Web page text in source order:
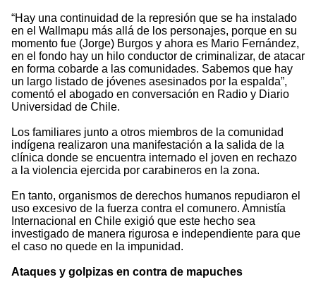
“Hay una continuidad de la represión que se ha instalado
en el Wallmapu más allá de los personajes, porque en su
momento fue (Jorge) Burgos y ahora es Mario Fernández,
en el fondo hay un hilo conductor de criminalizar, de atacar
en forma cobarde a las comunidades. Sabemos que hay
un largo listado de jóvenes asesinados por la espalda”,
comentó el abogado en conversación en Radio y Diario
Universidad de Chile.
Los familiares junto a otros miembros de la comunidad
indígena realizaron una manifestación a la salida de la
clínica donde se encuentra internado el joven en rechazo
a la violencia ejercida por carabineros en la zona.
En tanto, organismos de derechos humanos repudiaron el
uso excesivo de la fuerza contra el comunero. Amnistía
Internacional en Chile exigió que este hecho sea
investigado de manera rigurosa e independiente para que
el caso no quede en la impunidad.
Ataques y golpizas en contra de mapuches